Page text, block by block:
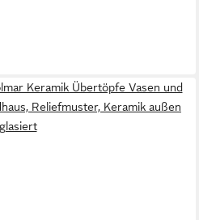
Keramik Übertöpfe Vasen und
Reliefmuster, Keramik außen
glasiert